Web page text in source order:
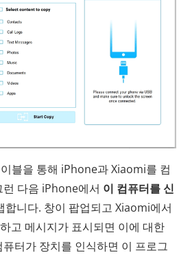
블을 통해 iPhone과 Xiaomi를 컴
다음 iPhone에서 이 컴퓨터를 신
합니다. 창이 팝업되고 Xiaomi에서
고 메시지가 표시되면 이에 대한
터가 장치를 인식하면 이 프로그